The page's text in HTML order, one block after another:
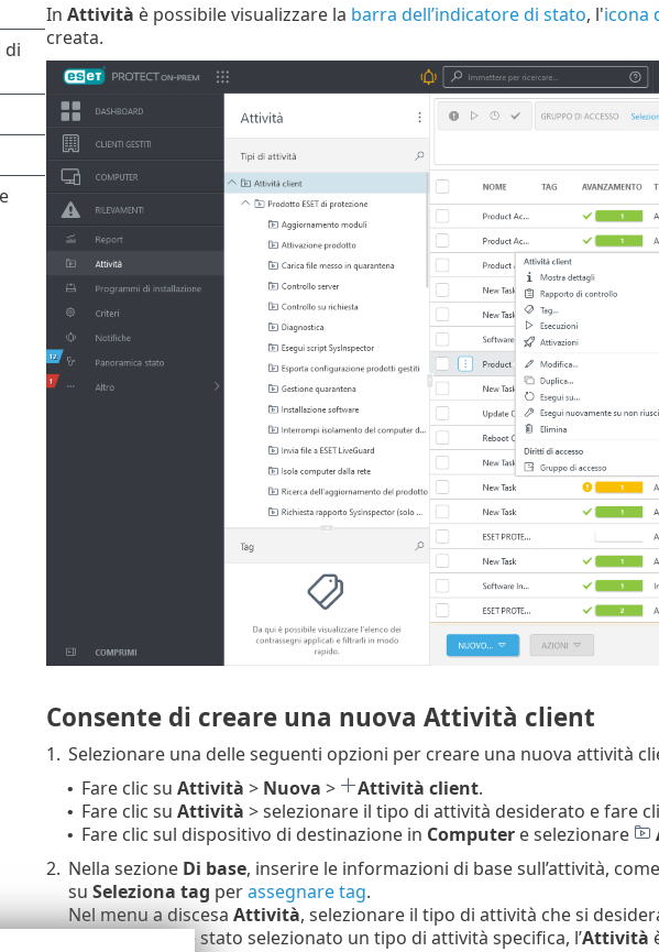
In Attività è possibile visualizzare la barra dell’indicatore di stato, l'icona
creata.
Consente di creare una nuova Attività client
1. Selezionare una delle seguenti opzioni per creare una nuova attività
• Fare clic su Attività >Nuova > Attività client.
• Fare clic su Attività > selezionare il tipo di attività desiderato e fare
• Fare clic sul dispositivo di destinazione in Computere selezionare
2. Nella sezione Di base, inserire le informazioni di base sull’attività,
su Seleziona tag perassegnare tag.
Nel menu a discesa Attività, selezionare il tipo di attività che si
nuova attività è stato selezionato un tipo di attività specifica, l’Attività